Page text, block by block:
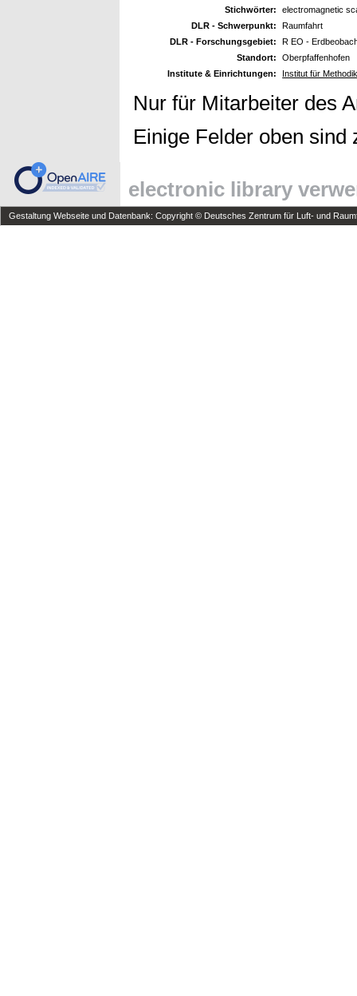
Stichwörter:
electromagnetic
DLR - Schwerpunkt:
Raumfahrt
DLR - Forschungsgebiet:
R EO -
Standort:
Oberpfaffenhofen
Institute & Einrichtungen:
Institut für
Nur für Mitarbeiter des
Einige Felder oben
electronic library
Gestaltung Webseite und Datenbank: Copyright © Deutsches Zentrum für Luft- und